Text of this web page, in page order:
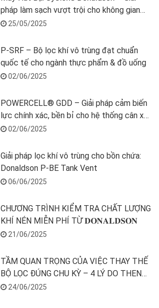
pháp làm sạch vượt trội cho không gian
của bạn
25/05/2025
P-SRF – Bộ lọc khí vô trùng đạt chuẩn
quốc tế cho ngành thực phẩm & đồ uống
02/06/2025
POWERCELL® GDD – Giải pháp cảm biến
lực chính xác, bền bỉ cho hệ thống cân xe
tải02/06/2025
Giải pháp lọc khí vô trùng cho bồn chứa:
Donaldson P-BE Tank Vent
06/06/2025
CHƯƠNG TRÌNH KIỂM TRA CHẤT LƯỢNG
KHÍ NÉN MIỄN PHÍ TỪ 𝐃𝐎𝐍𝐀𝐋𝐃𝐒𝐎𝐍
21/06/2025
TẦM QUAN TRỌNG CỦA VIỆC THAY THẾ
BỘ LỌC ĐÚNG CHU KỲ – 4 LÝ DO THEN
CHỐT
24/06/2025